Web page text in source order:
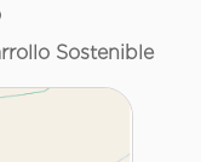
Sostenible